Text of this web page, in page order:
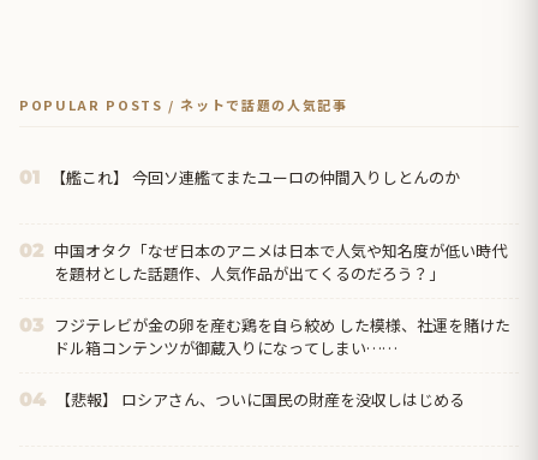
POPULAR POSTS / ネットで話題の人気記事
01 【艦これ】 今回ソ連艦てまたユーロの仲間入りしとんのか
02 中国オタク「なぜ日本のアニメは日本で人気や知名度が低い時代
を題材とした話題作、人気作品が出てくるのだろう？」
03 フジテレビが金の卵を産む鶏を自ら絞め した模様、社運を賭けた
ドル箱コンテンツが御蔵入りになってしまい……
04 【悲報】 ロシアさん、ついに国民の財産を没収しはじめる